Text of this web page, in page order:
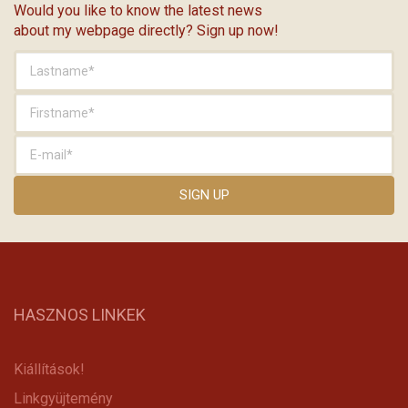
Would you like to know the latest news
about my webpage directly? Sign up now!
HASZNOS LINKEK
Kiállítások!
Linkgyüjtemény